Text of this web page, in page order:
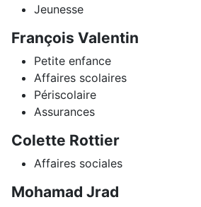
Jeunesse
François Valentin
Petite enfance
Affaires scolaires
Périscolaire
Assurances
Colette Rottier
Affaires sociales
Mohamad Jrad